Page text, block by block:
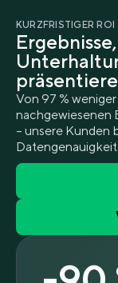
KURZFRISTIGER ROI
Von 97 %
nachgewiesenen
– unsere Kunden